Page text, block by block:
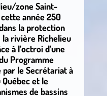
zone Saint-
année 250
la protection
rivière Richelieu
à l’octroi d’une
Programme
le Secrétariat à
et le
de bassins